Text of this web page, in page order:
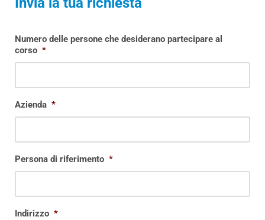
Numero delle persone che desiderano partecipare al
corso *
Azienda *
Persona di riferimento *
Indirizzo *